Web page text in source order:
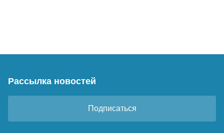
Рассылка новостей
Подписаться